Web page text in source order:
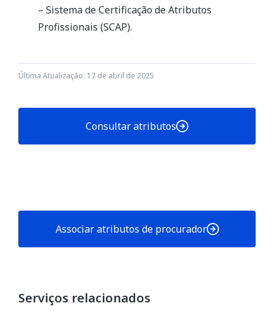
Numa perspetiva mais ampla, facilita
digitalização do tecido empresarial,
promove a eficiência, a transparência,
– Sistema de Certificação de Atributos
Profissionais (SCAP).
Última Atualização: 17 de abril de 2025
Consultar atributos
Associar atributos de procurador
Serviços relacionados